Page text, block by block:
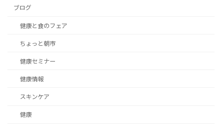
ブログ
健康と食のフェア
ちょっと朝市
健康セミナー
健康情報
スキンケア
健康